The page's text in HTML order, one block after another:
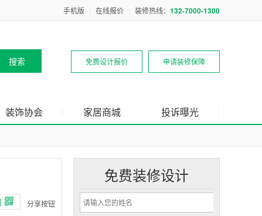
手机版 在线报价 装修热线： 132-7000-1300
免费设计报价 申请装修保障
装饰协会 家居商城 投诉曝光
分享按钮
免费装修设计